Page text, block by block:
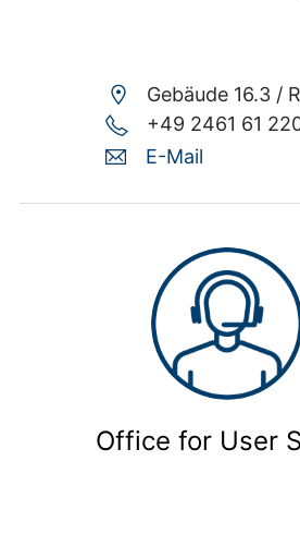
Gebäude 16.3 /
+49 2461 61
E-Mail
Office for User